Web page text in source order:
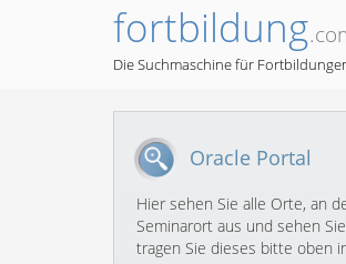
fortbildung
Die Suchmaschine für
Oracle Portal
Hier sehen Sie alle Orte, an
Seminarort aus und sehen
tragen Sie dieses bitte oben